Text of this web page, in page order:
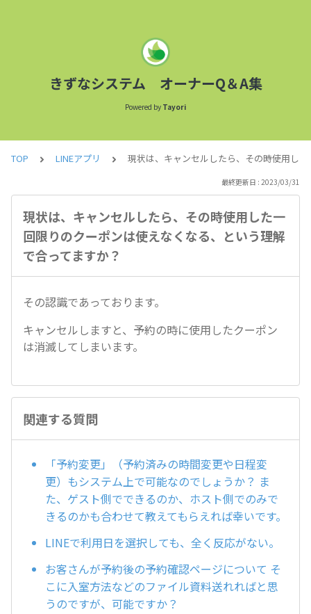
きずなシステム オーナーQ＆A集
Powered by Tayori
TOP LINEアプリ 現状は、キャンセルしたら、その時使用し
最終更新日 : 2023/03/31
現状は、キャンセルしたら、その時使用した一
回限りのクーポンは使えなくなる、という理解
で合ってますか？
その認識であっております。
キャンセルしますと、予約の時に使用したクーポン
は消滅してしまいます。
関連する質問
「予約変更」（予約済みの時間変更や日程変
更）もシステム上で可能なのでしょうか？ ま
た、ゲスト側でできるのか、ホスト側でのみで
きるのかも合わせて教えてもらえれば幸いです。
LINEで利用日を選択しても、全く反応がない。
お客さんが予約後の予約確認ページについて そ
こに入室方法などのファイル資料送れればと思
うのですが、可能ですか？